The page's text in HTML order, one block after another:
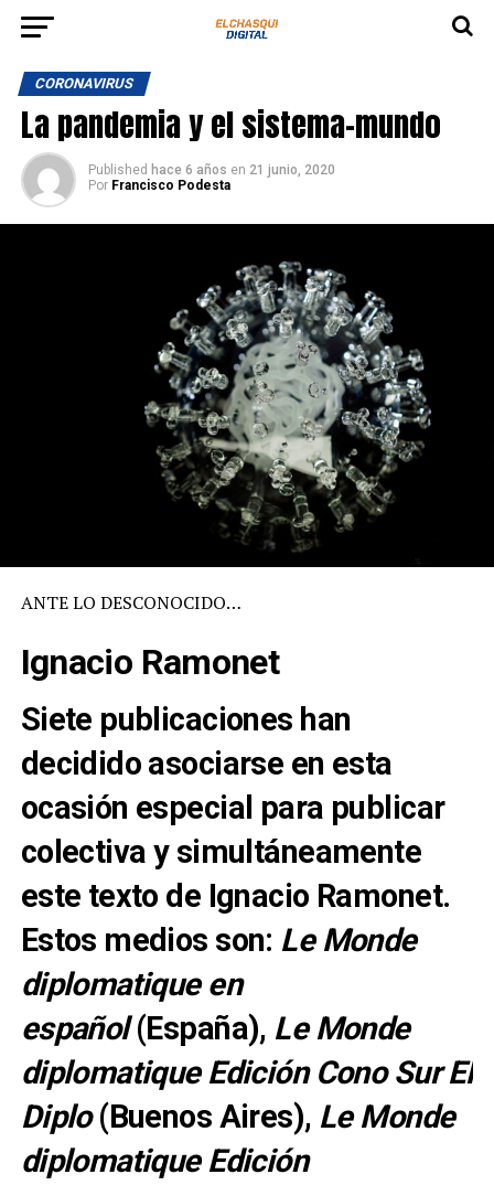
CORONAVIRUS
La pandemia y el sistema-mundo
Published hace 6 años en 21 junio, 2020
Por Francisco Podesta
ANTE LO DESCONOCIDO…
Ignacio Ramonet
Siete publicaciones han
decidido asociarse en esta
ocasión especial para publicar
colectiva y simultáneamente
este texto de Ignacio Ramonet.
Estos medios son: Le Monde
diplomatique en
español(España), Le Monde
diplomatique Edición Cono Sur El
Diplo(Buenos Aires), Le Monde
diplomatique Edición